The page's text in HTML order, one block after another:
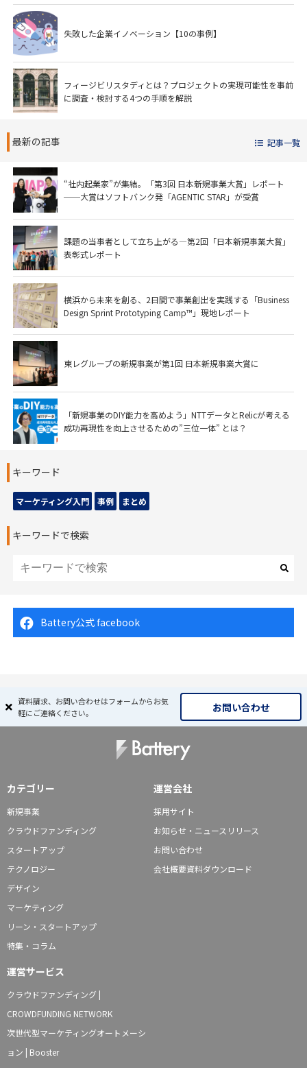
失敗した企業イノベーション【10の事例】
フィージビリスタディとは？プロジェクトの実現可能性を事前
に調査・検討する4つの手順を解説
最新の記事 記事一覧
“社内起業家”が集結。「第3回 日本新規事業大賞」レポート
──大賞はソフトバンク発「AGENTIC STAR」が受賞
課題の当事者として立ち上がる―第2回「日本新規事業大賞」
表彰式レポート
横浜から未来を創る、2日間で事業創出を実践する「Business
Design Sprint Prototyping Camp™」現地レポート
東レグループの新規事業が第1回 日本新規事業大賞に
「新規事業のDIY能力を高めよう」NTTデータとRelicが考える
成功再現性を向上させるための”三位一体” とは？
キーワード
マーケティング入門 事例 まとめ
キーワードで検索
Battery公式 facebook
資料請求、お問い合わせはフォームからお気
軽にご連絡ください。
お問い合わせ
カテゴリー
新規事業
クラウドファンディング
スタートアップ
テクノロジー
デザイン
マーケティング
リーン・スタートアップ
特集・コラム
運営会社
採用サイト
お知らせ・ニュースリリース
お問い合わせ
会社概要資料ダウンロード
運営サービス
クラウドファンディング |
CROWDFUNDING NETWORK
次世代型マーケティングオートメーシ
ョン | Booster